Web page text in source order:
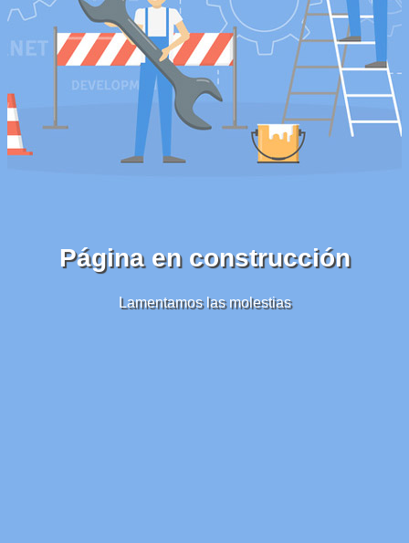
Página en construcción
Lamentamos las molestias